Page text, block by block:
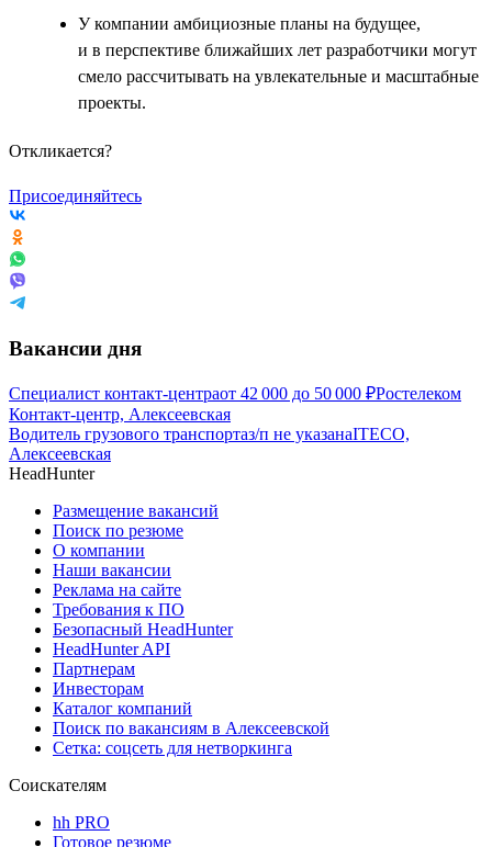
У компании амбициозные планы на будущее,
и в перспективе ближайших лет разработчики могут
смело рассчитывать на увлекательные и масштабные
проекты.
Откликается?
Присоединяйтесь
Вакансии дня
Специалист контакт-центраот 42 000 до 50 000 ₽Ростелеком
Контакт-центр, Алексеевская
Водитель грузового транспортаз/п не указанаITECO,
Алексеевская
HeadHunter
Размещение вакансий
Поиск по резюме
О компании
Наши вакансии
Реклама на сайте
Требования к ПО
Безопасный HeadHunter
HeadHunter API
Партнерам
Инвесторам
Каталог компаний
Поиск по вакансиям в Алексеевской
Сетка: соцсеть для нетворкинга
Соискателям
hh PRO
Готовое резюме